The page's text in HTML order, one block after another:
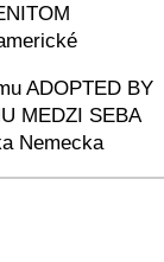
ADOPTED BY
MEDZI SEBA
Nemecka